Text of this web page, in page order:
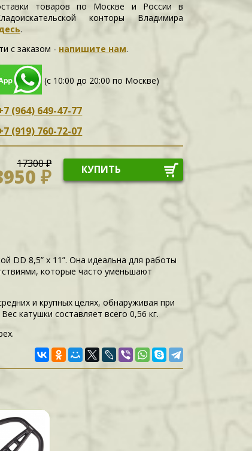
товаров по Москве и России в
конторы Владимира
.
c заказом - напишите нам.
(с 10:00 до 20:00 по Москве)
(964) 649-47-77
(919) 760-72-07
17300 ₽
₽ КУПИТЬ
DD 8,5” x 11”. Она идеальна для работы
которые часто уменьшают
и крупных целях, обнаруживая при
катушки составляет всего 0,56 кг.